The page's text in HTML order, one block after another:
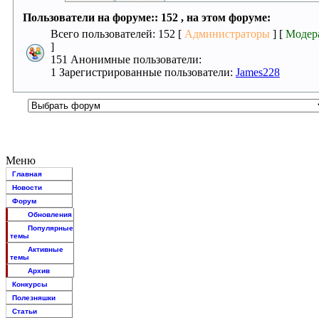
Пользователи на форуме:: 152 , на этом форуме:
Всего пользователей: 152 [ Администраторы ] [
]
151 Анонимные пользователи:
1 Зарегистрированные пользователи: James228
Меню
Главная
Новости
Форум
Обновления
Популярные
темы
Активные
темы
Архив
Конкурсы
Полезняшки
Статьи